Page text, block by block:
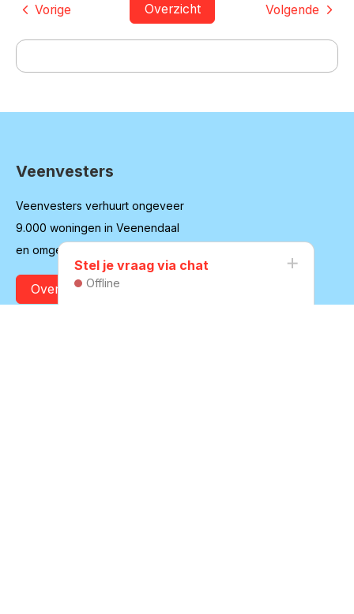
Volgende
Overzicht
Vorige
Contactinformatie
Veenvesters
Veenvesters verhuurt ongeveer
9.000 woningen in Veenendaal
en omgeving
Over onze organisatie
Stel je vraag via chat
Offline